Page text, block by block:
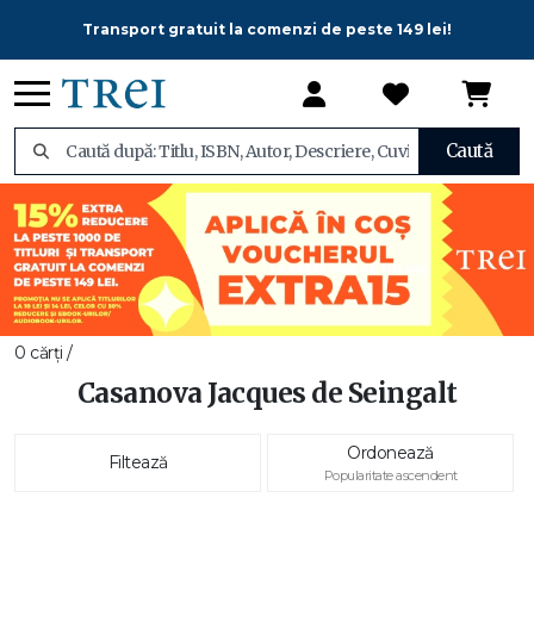
Transport gratuit la comenzi de peste 149 lei!
Caută
0 cărți /
Casanova Jacques de Seingalt
Filtează Ordonează
Popularitate ascendent